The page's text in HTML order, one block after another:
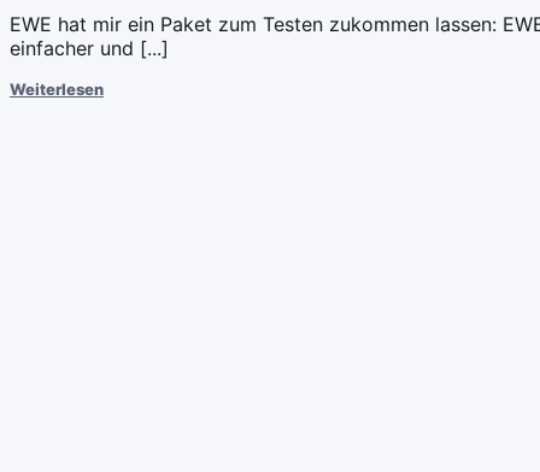
EWE hat mir ein Paket zum Testen zukommen lassen:
einfacher und [...]
Weiterlesen